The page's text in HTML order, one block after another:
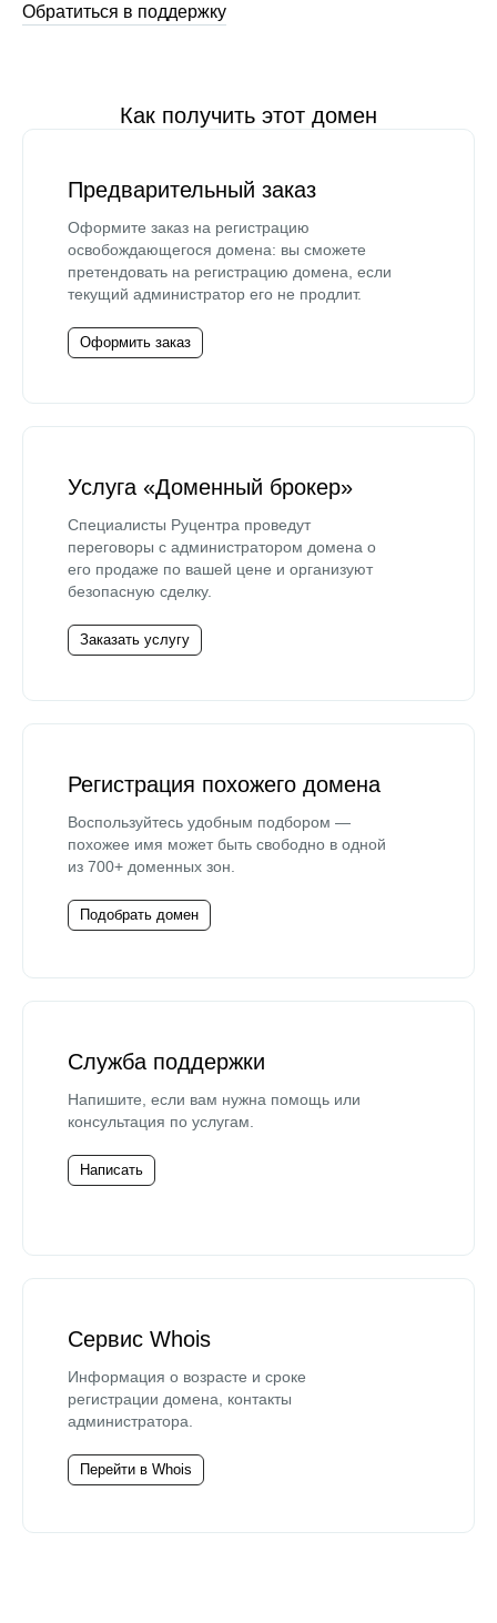
Обратиться в поддержку
Как получить этот домен
Предварительный заказ
Оформите заказ на регистрацию
освобождающегося домена: вы сможете
претендовать на регистрацию домена, если
текущий администратор его не продлит.
Оформить заказ
Услуга «Доменный брокер»
Специалисты Руцентра проведут
переговоры с администратором домена о
его продаже по вашей цене и организуют
безопасную сделку.
Заказать услугу
Регистрация похожего домена
Воспользуйтесь удобным подбором —
похожее имя может быть свободно в одной
из 700+ доменных зон.
Подобрать домен
Служба поддержки
Напишите, если вам нужна помощь или
консультация по услугам.
Написать
Сервис Whois
Информация о возрасте и сроке
регистрации домена, контакты
администратора.
Перейти в Whois